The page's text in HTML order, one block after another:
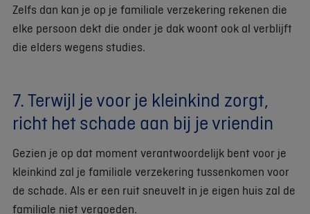
Zelfs dan kan je op je familiale verzekering rekenen die
elke persoon dekt die onder je dak woont ook al verblijft
die elders wegens studies.
7. Terwijl je voor je kleinkind zorgt,
richt het schade aan bij je vriendin
Gezien je op dat moment verantwoordelijk bent voor je
kleinkind zal je familiale verzekering tussenkomen voor
de schade. Als er een ruit sneuvelt in je eigen huis zal de
familiale niet vergoeden.